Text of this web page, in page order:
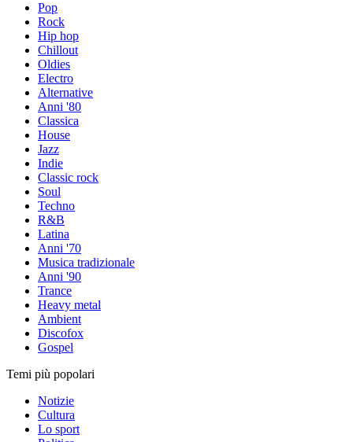
Pop
Rock
Hip hop
Chillout
Oldies
Electro
Alternative
Anni '80
Classica
House
Jazz
Indie
Classic rock
Soul
Techno
R&B
Latina
Anni '70
Musica tradizionale
Anni '90
Trance
Heavy metal
Ambient
Discofox
Gospel
Temi più popolari
Notizie
Cultura
Lo sport